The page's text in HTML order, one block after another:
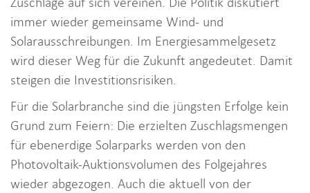
immer wieder gemeinsame Wind- und
Solarausschreibungen. Im Energiesammelgesetz
wird dieser Weg für die Zukunft angedeutet. Damit
steigen die Investitionsrisiken.
Für die Solarbranche sind die jüngsten Erfolge kein
Grund zum Feiern: Die erzielten Zuschlagsmengen
für ebenerdige Solarparks werden von den
Photovoltaik-Auktionsvolumen des Folgejahres
wieder abgezogen. Auch die aktuell von der